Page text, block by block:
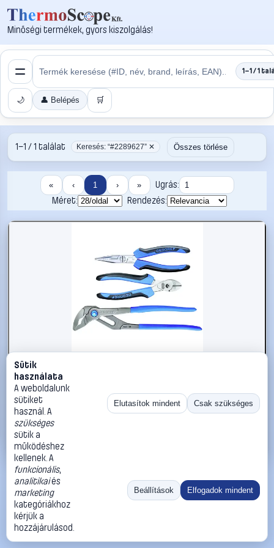
Minőségi termékek, gyors kiszolgálás!
1–1 / 1
🌙 👤 Belépés 🛒
1–1 / 1 találat Keresés: “#2289627” ✕ Összes törlése
« ‹ 1 › »
Ugrás:
Méret:
Rendezés:
#2289627
Gedore 1102-008 2951797 Szerszámkészlet
Gedore Szerszámok, szerszámkészletek
40 990 Ft
Kosárba
«
Méret:
Rendezés:
©2026
ThermoScope
Cégbemutató
Sütik
használata
A weboldalunk
sütiket
használ. A
szükséges
sütik a
működéshez
kellenek. A
funkcionális,
analitikaiés
marketing
kategóriákhoz
kérjük a
hozzájárulásod.
Elutasítok mindent Csak szükséges
Beállítások Elfogadok mindent